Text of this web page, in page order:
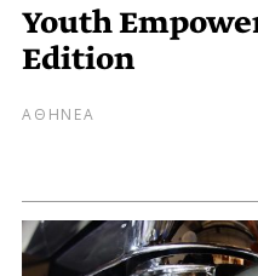
Youth
Edition
ΑΘΗΝΕΑ